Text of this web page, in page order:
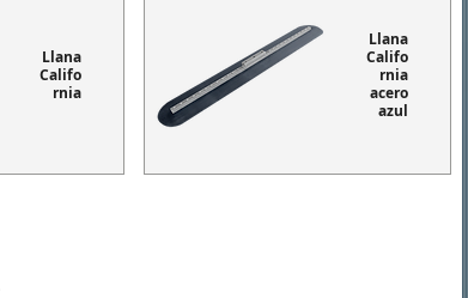
Llana
Califo
rnia
Llana
Califo
rnia
acero
azul